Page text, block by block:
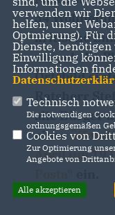
54
kritische
uns, ob die
Ortsbild
Ratsherr
alle Bürger
einer
April um 19
verwenden wir
helfen, unser
Optmierung). Für
Dienste,
Einwilligung
Informationen
Technisch
Die notwendigen
ordnungsgemäßen
Cookies von
Zur Optimierung
Angebote von
Alle akzeptieren